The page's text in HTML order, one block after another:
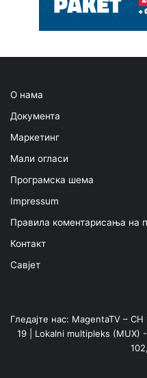
О нама
Документа
Маркетинг
Мали огласи
Програмска шема
Impressum
Правила коментарисања на
Контакт
Савјет
Гледајте нас: MagentaTV –
19 | Lokalni multipleks (MUX)